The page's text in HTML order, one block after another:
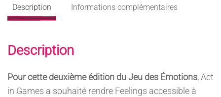
Description Informations complémentaires
Description
Pour cette deuxième édition du Jeu des Émotions, Act
in Games a souhaité rendre Feelings accessible à